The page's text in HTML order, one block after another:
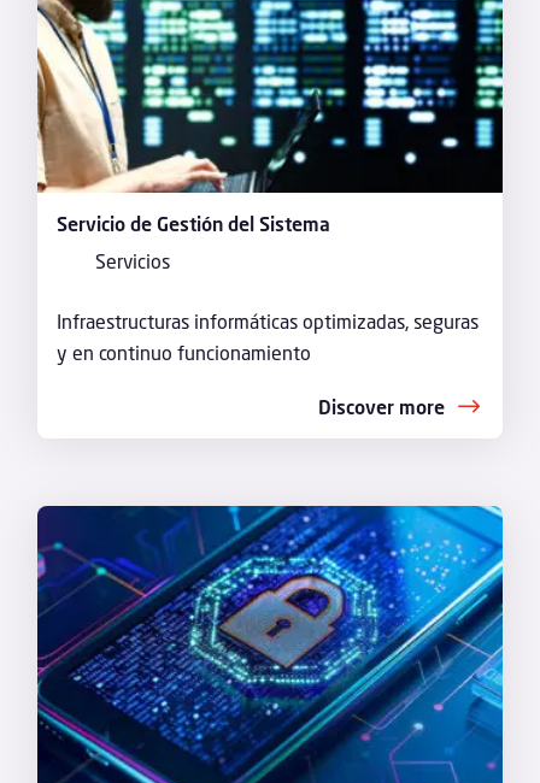
Servicio de Gestión del Sistema
Servicios
Infraestructuras informáticas optimizadas, seguras
y en continuo funcionamiento
Discover more